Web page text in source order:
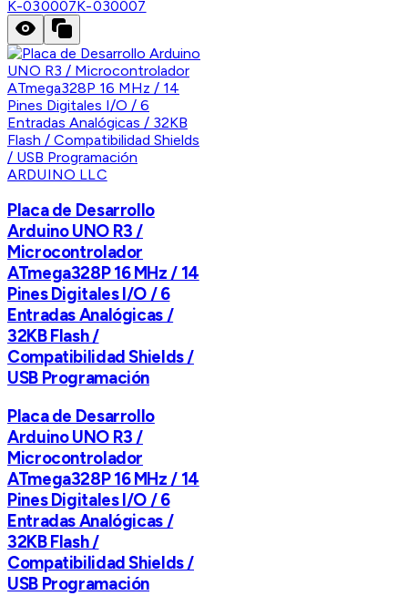
K-030007K-030007
ARDUINO LLC
Placa de Desarrollo
Arduino UNO R3 /
Microcontrolador
ATmega328P 16 MHz / 14
Pines Digitales I/O / 6
Entradas Analógicas /
32KB Flash /
Compatibilidad Shields /
USB Programación
Placa de Desarrollo
Arduino UNO R3 /
Microcontrolador
ATmega328P 16 MHz / 14
Pines Digitales I/O / 6
Entradas Analógicas /
32KB Flash /
Compatibilidad Shields /
USB Programación